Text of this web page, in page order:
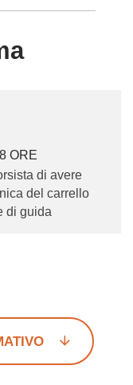
ORE
di avere
del carrello
di guida